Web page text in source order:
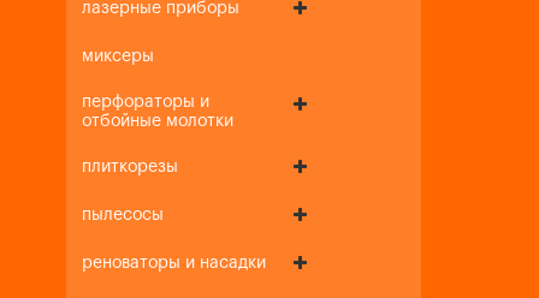
лазерные приборы
миксеры
перфораторы и
отбойные молотки
плиткорезы
пылесосы
реноваторы и насадки